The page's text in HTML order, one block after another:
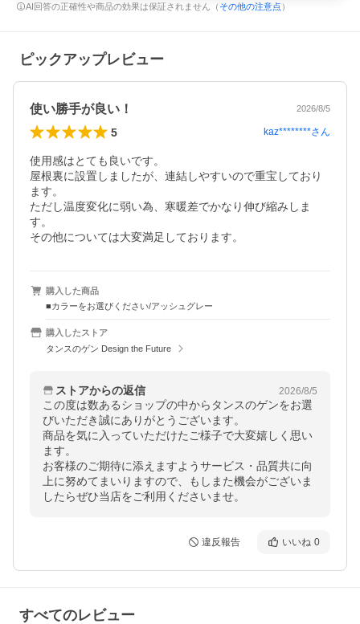
AI回答の正確性や商品の効果は保証されません（ その他の注意点 ）
ピックアップレビュー
使い勝手が良い！ 2026/8/5
5 kaz********さん
使用感はとても良いです。
屋根裏に設置しましたが、連結しやすいので重宝しており
ます。
ただし温度変化に弱い為、寒暖差でかなり伸び縮みしま
す。
購入した商品
■カラーをお選びください/アッシュグレー
購入したストア
タンスのゲン Design the Future
ストアからの返信 2026/8/5
この度は数あるショップの中からタンスのゲンをお選
びいただき誠にありがとうございます。
商品を気に入っていただけたご様子で大変嬉しく思い
ます。
お客様のご期待に添えますようサービス・品質共に向
上に努めてまいりますので、もしまた機会がございま
したらぜひ当店をご利用くださいませ。
違反報告 いいね 0
すべてのレビュー